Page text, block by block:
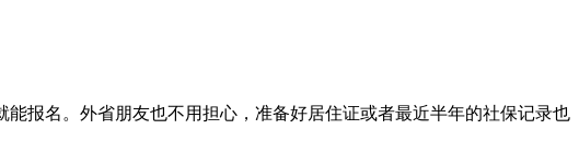
报名。外省朋友也不用担心，准备好居住证或者最近半年的社保记录也